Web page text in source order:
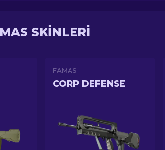
SKINLERI
FAMAS
CORP DEFENSE